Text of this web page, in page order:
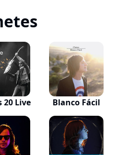
20 Live Blanco Fácil